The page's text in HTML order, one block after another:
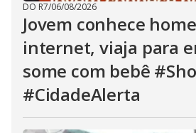
DO R7/06/08/2026
Jovem conhece
internet, viaja para
some com bebê
#CidadeAlerta